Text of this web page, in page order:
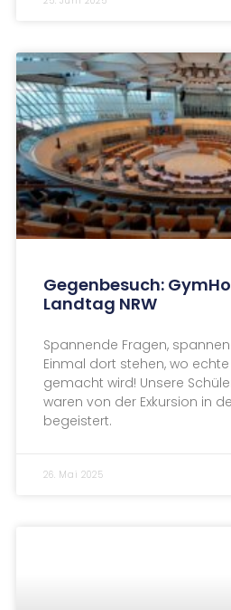
Gegenbesuch:
Landtag NRW
Spannende Fragen,
Einmal dort stehen, wo
gemacht wird! Unsere
waren von der Exkursion in
begeistert.
26. Mai 2025